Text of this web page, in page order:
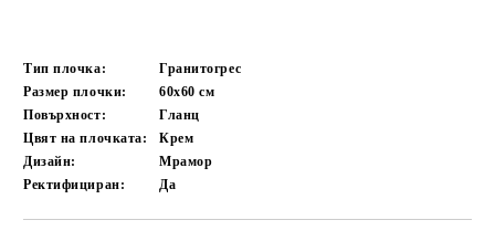
Тип плочка:
Гранитогрес
Размер плочки:
60x60см
Повърхност:
Гланц
Цвят на плочката:
Крем
Дизайн:
Мрамор
Ректифициран:
Да